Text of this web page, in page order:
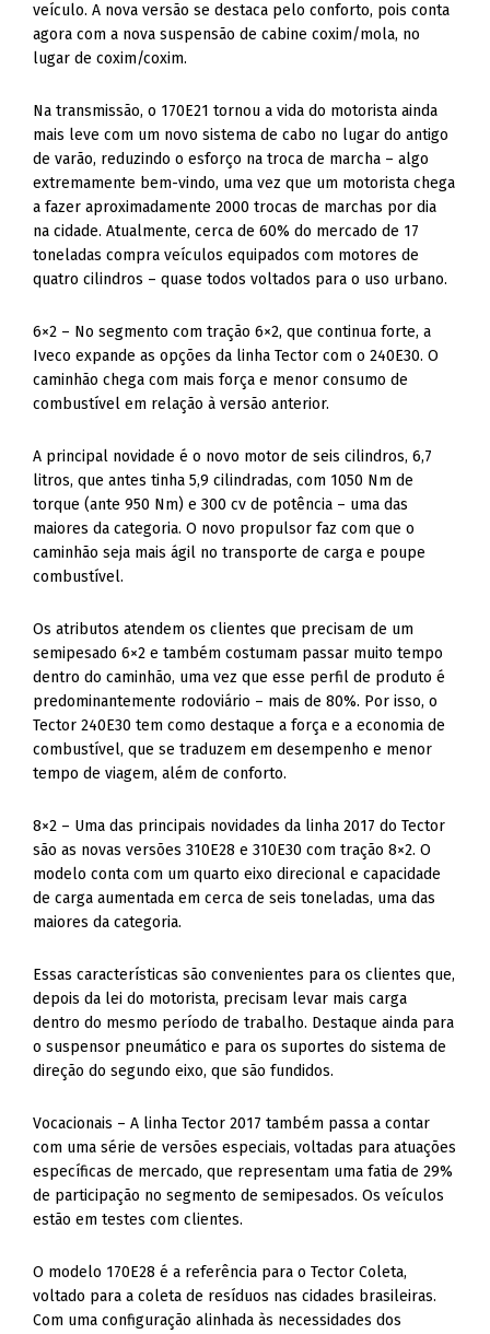
veículo. A nova versão se destaca pelo conforto, pois conta
agora com a nova suspensão de cabine coxim/mola, no
lugar de coxim/coxim.
Na transmissão, o 170E21 tornou a vida do motorista ainda
mais leve com um novo sistema de cabo no lugar do antigo
de varão, reduzindo o esforço na troca de marcha – algo
extremamente bem-vindo, uma vez que um motorista chega
a fazer aproximadamente 2000 trocas de marchas por dia
na cidade. Atualmente, cerca de 60% do mercado de 17
toneladas compra veículos equipados com motores de
quatro cilindros – quase todos voltados para o uso urbano.
6×2 – No segmento com tração 6×2, que continua forte, a
Iveco expande as opções da linha Tector com o 240E30. O
caminhão chega com mais força e menor consumo de
combustível em relação à versão anterior.
A principal novidade é o novo motor de seis cilindros, 6,7
litros, que antes tinha 5,9 cilindradas, com 1050 Nm de
torque (ante 950 Nm) e 300 cv de potência – uma das
maiores da categoria. O novo propulsor faz com que o
caminhão seja mais ágil no transporte de carga e poupe
combustível.
Os atributos atendem os clientes que precisam de um
semipesado 6×2 e também costumam passar muito tempo
dentro do caminhão, uma vez que esse perfil de produto é
predominantemente rodoviário – mais de 80%. Por isso, o
Tector 240E30 tem como destaque a força e a economia de
combustível, que se traduzem em desempenho e menor
tempo de viagem, além de conforto.
8×2 – Uma das principais novidades da linha 2017 do Tector
são as novas versões 310E28 e 310E30 com tração 8×2. O
modelo conta com um quarto eixo direcional e capacidade
de carga aumentada em cerca de seis toneladas, uma das
maiores da categoria.
Essas características são convenientes para os clientes que,
depois da lei do motorista, precisam levar mais carga
dentro do mesmo período de trabalho. Destaque ainda para
o suspensor pneumático e para os suportes do sistema de
direção do segundo eixo, que são fundidos.
Vocacionais – A linha Tector 2017 também passa a contar
com uma série de versões especiais, voltadas para atuações
específicas de mercado, que representam uma fatia de 29%
de participação no segmento de semipesados. Os veículos
estão em testes com clientes.
O modelo 170E28 é a referência para o Tector Coleta,
voltado para a coleta de resíduos nas cidades brasileiras.
Com uma configuração alinhada às necessidades dos